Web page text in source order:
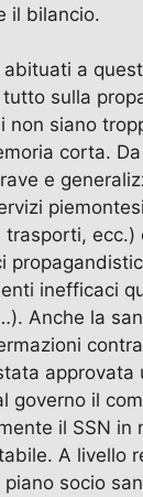
il bilancio.
a
sulla
non siano
corta.
e
ecc.)
inefficaci
Anche la
approvata
governo il
il SSN in
A livello
socio